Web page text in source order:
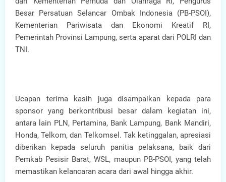
Besar Persatuan Selancar Ombak Indonesia (PB-PSOI),
Kementerian Pariwisata dan Ekonomi Kreatif RI,
Pemerintah Provinsi Lampung, serta aparat dari POLRI dan
TNI.
Ucapan terima kasih juga disampaikan kepada para
sponsor yang berkontribusi besar dalam kegiatan ini,
antara lain PLN, Pertamina, Bank Lampung, Bank Mandiri,
Honda, Telkom, dan Telkomsel. Tak ketinggalan, apresiasi
diberikan kepada seluruh panitia pelaksana, baik dari
Pemkab Pesisir Barat, WSL, maupun PB-PSOI, yang telah
memastikan kelancaran acara dari awal hingga akhir.